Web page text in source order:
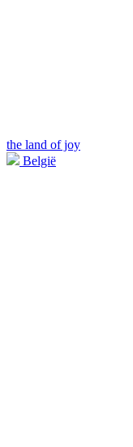
the land of joy
België